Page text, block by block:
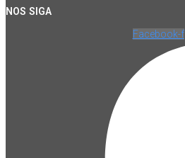
NOS SIGA
Facebook-f